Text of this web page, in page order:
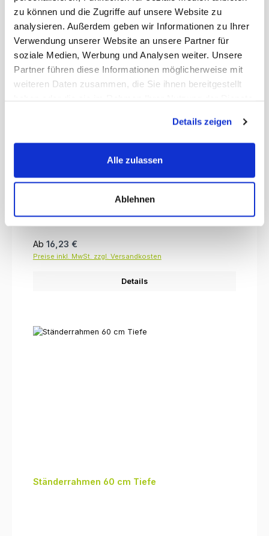
zu können und die Zugriffe auf unsere Website zu
analysieren. Außerdem geben wir Informationen zu Ihrer
Verwendung unserer Website an unsere Partner für
soziale Medien, Werbung und Analysen weiter. Unsere
Partner führen diese Informationen möglicherweise mit
weiteren Daten zusammen, die Sie ihnen bereitgestellt
Details zeigen
Alle zulassen
Ablehnen
Regulärer Preis:
Ab 16,23 €
Preise inkl. MwSt. zzgl. Versandkosten
Details
Ständerrahmen 60 cm Tiefe